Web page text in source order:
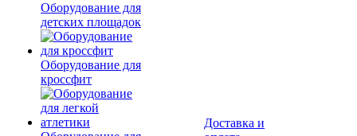
Оборудование для
детских площадок
Оборудование для
кроссфит
Доставка и